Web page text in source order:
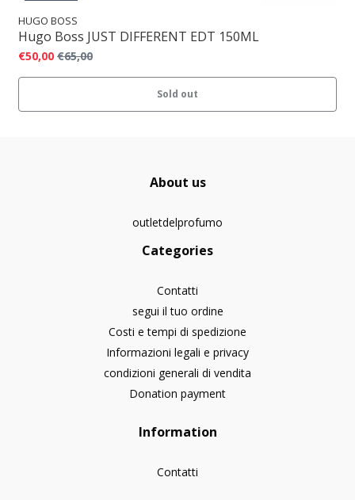
HUGO BOSS
Hugo Boss JUST DIFFERENT EDT 150ML
€50,00 €65,00
Sold out
About us
outletdelprofumo
Categories
Contatti
segui il tuo ordine
Costi e tempi di spedizione
Informazioni legali e privacy
condizioni generali di vendita
Donation payment
Information
Contatti